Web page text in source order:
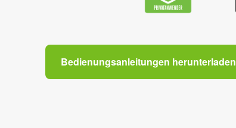
Bedienungsanleitungen herunterladen